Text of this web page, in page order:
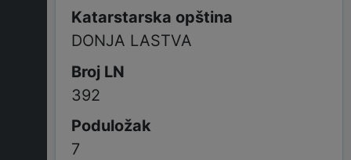
DONJA LASTVA
392
7